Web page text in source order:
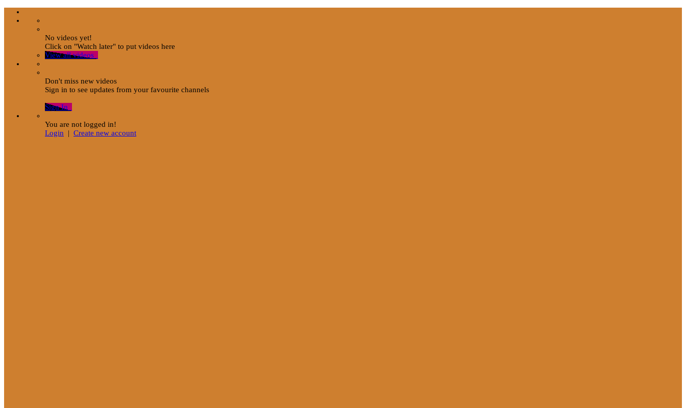
No videos yet!
Click on "Watch later" to put videos here
View all videos
Don't miss new videos
Sign in to see updates from your favourite channels
Sign In
You are not logged in!
Login | Create new account